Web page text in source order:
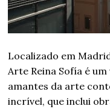
Localizado em
Arte Reina Sofía é
amantes da arte
incrível, que inclui